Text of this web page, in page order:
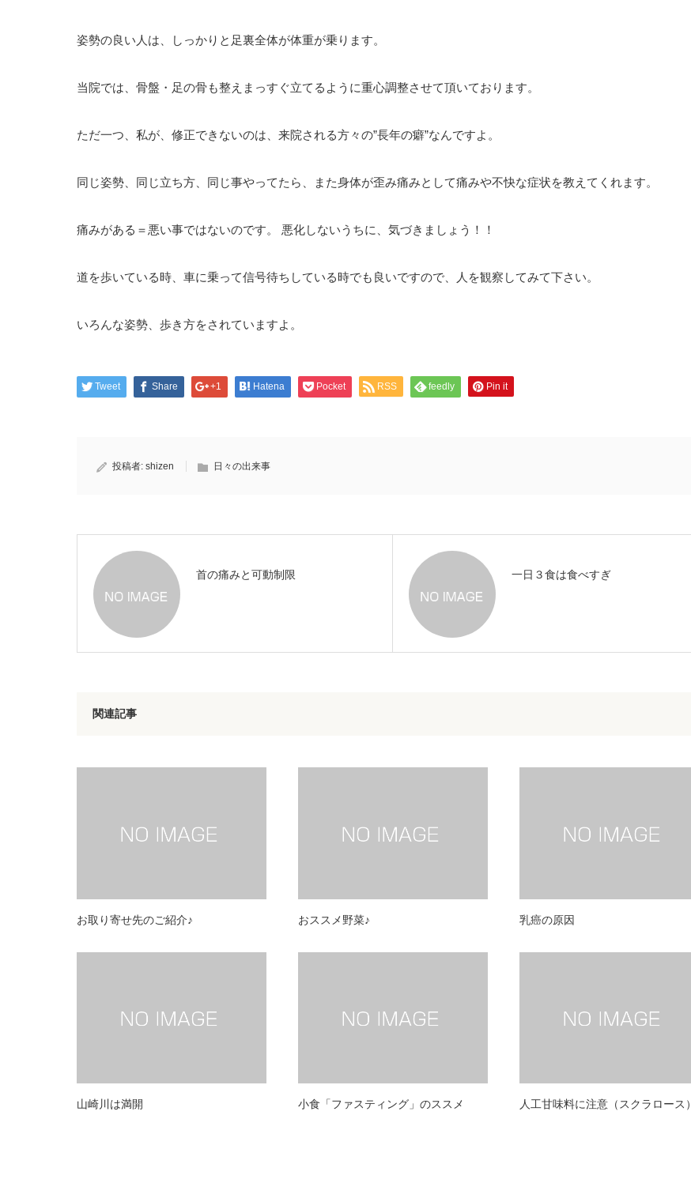
姿勢の良い人は、しっかりと足裏全体が体重が乗ります。
当院では、骨盤・足の骨も整えまっすぐ立てるように重心調整させて頂いております。
ただ一つ、私が、修正できないのは、来院される方々の”長年の癖”なんですよ。
同じ姿勢、同じ立ち方、同じ事やってたら、また身体が歪み痛みとして痛みや不快な症状を教えてくれます。
痛みがある＝悪い事ではないのです。 悪化しないうちに、気づきましょう！！
道を歩いている時、車に乗って信号待ちしている時でも良いですので、人を観察してみて下さい。
いろんな姿勢、歩き方をされていますよ。
Tweet Share +1 Hatena Pocket RSS feedly Pin it
投稿者: shizen 日々の出来事
首の痛みと可動制限 一日３食は食べすぎ
関連記事
お取り寄せ先のご紹介♪ おススメ野菜♪ 乳癌の原因
山崎川は満開 小食「ファスティング」のススメ 人工甘味料に注意（スクラロース）